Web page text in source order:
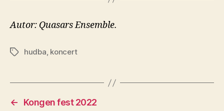
Autor: Quasars Ensemble.
Značkyhudba, koncert
←
Kongen fest 2022